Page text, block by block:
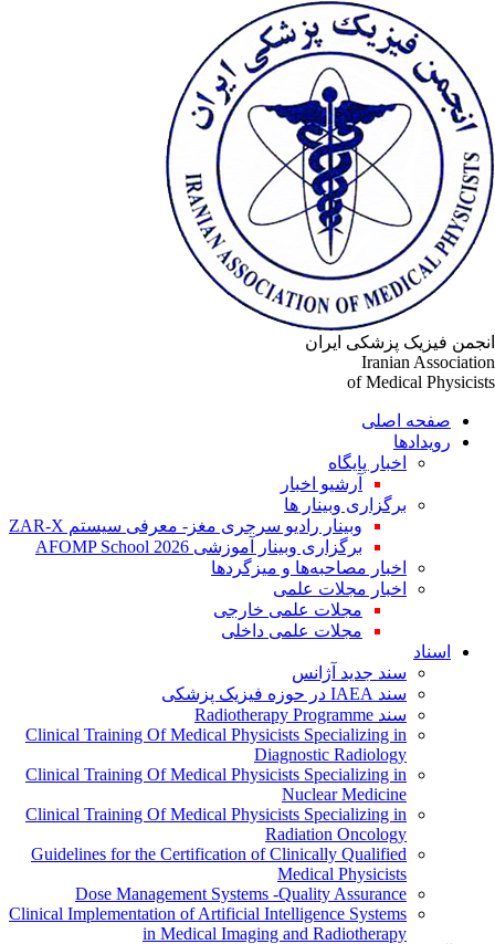
فیزیک پزشکی ایران
Iranian
of Medical
صفحه اصلی
رویدادها
اخبار پایگاه
آرشیو اخبار
برگزاری وبینار ها
وبینار رادیو سرجری مغز- معرفی سیستم ZAR-X
برگزاری وبینار آموزشی AFOMP School 2026
اخبار مصاحبه‌ها و میزگردها
اخبار مجلات علمی
مجلات علمی خارجی
مجلات علمی داخلی
اسناد
سند جدید آژانس
سند IAEA در حوزه فیزیک پزشکی
سند Radiotherapy Programme
Clinical Training Of Medical Physicists Specializing in
Diagnostic Radiology
Clinical Training Of Medical Physicists Specializing in
Nuclear Medicine
Clinical Training Of Medical Physicists Specializing in
Radiation Oncology
Guidelines for the Certification of Clinically Qualified
Medical Physicists
Dose Management Systems -Quality Assurance
Clinical Implementation of Artificial Intelligence Systems
in Medical Imaging and Radiotherapy